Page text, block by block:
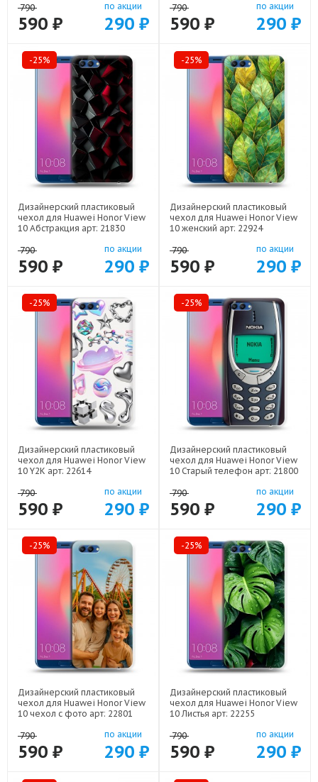
790
590 ₽
по акции
290 ₽
790
590 ₽
по акции
290 ₽
-25%
Дизайнерский пластиковый
чехол для Huawei Honor View
10 Абстракция арт: 21830
790
590 ₽
по акции
290 ₽
-25%
Дизайнерский пластиковый
чехол для Huawei Honor View
10 женский арт: 22924
790
590 ₽
по акции
290 ₽
-25%
Дизайнерский пластиковый
чехол для Huawei Honor View
10 Y2K арт: 22614
790
590 ₽
по акции
290 ₽
-25%
Дизайнерский пластиковый
чехол для Huawei Honor View
10 Старый телефон арт: 21800
790
590 ₽
по акции
290 ₽
-25%
Дизайнерский пластиковый
чехол для Huawei Honor View
10 чехол с фото арт: 22801
790
590 ₽
по акции
290 ₽
-25%
Дизайнерский пластиковый
чехол для Huawei Honor View
10 Листья арт: 22255
790
590 ₽
по акции
290 ₽